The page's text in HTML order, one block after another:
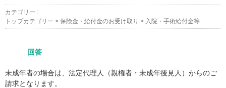
カテゴリー :
トップカテゴリー > 保険金・給付金のお受け取り > 入院・手術給付金等
回答
未成年者の場合は、法定代理人（親権者・未成年後見人）からのご
請求となります。